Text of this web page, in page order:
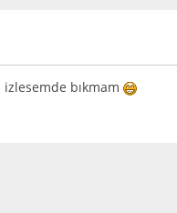
bıkmam